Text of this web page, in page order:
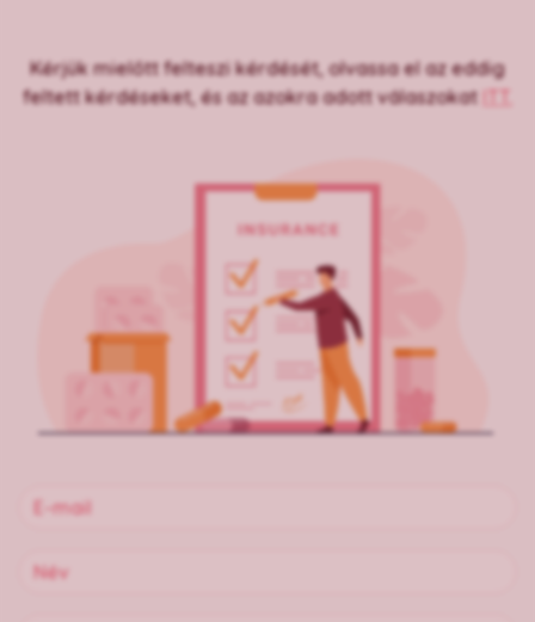
Kérjük mielőtt felteszi kérdését, olvassa el az eddig
feltett kérdéseket, és az azokra adott válaszokat